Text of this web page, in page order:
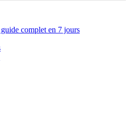
complet en 7 jours